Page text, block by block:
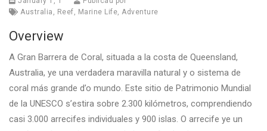
Australia , Reef, Marine Life, Adventure
Overview
A Gran Barrera de Coral, situada a la costa de Queensland,
Australia, ye una verdadera maravilla natural y o sistema de
coral más grande d’o mundo. Este sitio de Patrimonio Mundial
de la UNESCO s’estira sobre 2.300 kilómetros, comprendiendo
casi 3.000 arrecifes individuales y 900 islas. O arrecife ye un